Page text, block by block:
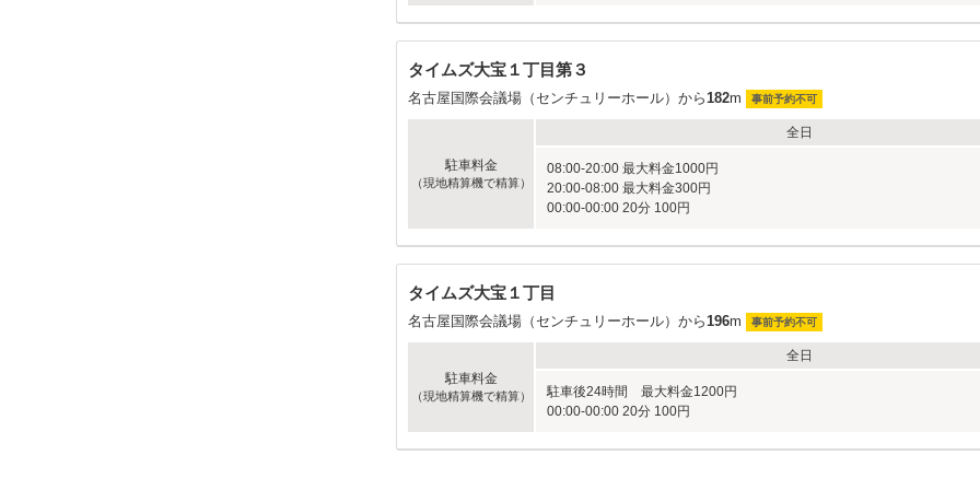
タイムズ大宝１丁目第３
名古屋国際会議場（センチュリーホール）から182m 事前予約不可
駐車料金
（現地精算機で精算）
全日
08:00-20:00 最大料金1000円
20:00-08:00 最大料金300円
00:00-00:00 20分 100円
タイムズ大宝１丁目
名古屋国際会議場（センチュリーホール）から196m 事前予約不可
駐車料金
（現地精算機で精算）
全日
駐車後24時間 最大料金1200円
00:00-00:00 20分 100円